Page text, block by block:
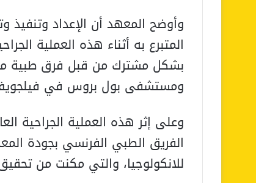
وأوضح المعهد أن الإعداد وتنفيذ
بشكل مشترك من قبل فرق طبية
ومستشفى بول بروس في
الفريق الطبي الفرنسي بجودة
للانكولوجيا، والتي مكنت من